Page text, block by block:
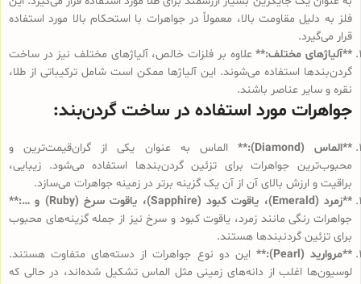
فلز به دلیل مقاومت بالا، معمولاً در جواهرات با استحکام بالا مورد استفاده
قرار می‌گیرد.
**آلیاژهای مختلف:**علاوه بر فلزات خالص، آلیاژهای مختلف نیز در ساخت
گردن‌بندها استفاده می‌شوند. این آلیاژها ممکن است شامل ترکیباتی از طلا،
نقره و سایر عناصر باشند.
جواهرات مورد استفاده در ساخت گردن‌بند:
**الماس (Diamond):**
الماس به عنوان یکی از گران‌قیمت‌ترین و
محبوب‌ترین جواهرات برای تزئین گردن‌بندها استفاده می‌شود. زیبایی،
براقیت و ارزش بالای آن از آن یک گزینه برتر در زمینه جواهرات می‌سازد.
**زمرد (Emerald)، یاقوت کبود (Sapphire)، یاقوت سرخ (Ruby) و …:**
جواهرات رنگی مانند زمرد، یاقوت کبود و سرخ نیز از جمله گزینه‌های محبوب
برای تزئین گردنبندها هستند.
**مروارید (Pearl):**
این دو نوع جواهرات از دسته‌های متفاوت هستند.
لوسیون‌ها اغلب از دانه‌های زمینی مثل الماس تشکیل شده‌اند، در حالی که